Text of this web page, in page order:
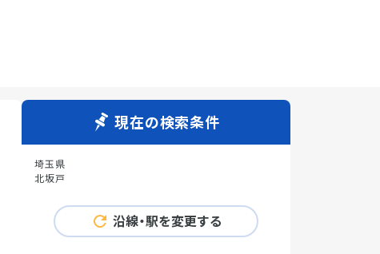
現在の検索条件
埼玉県
北坂戸
沿線・駅を変更する